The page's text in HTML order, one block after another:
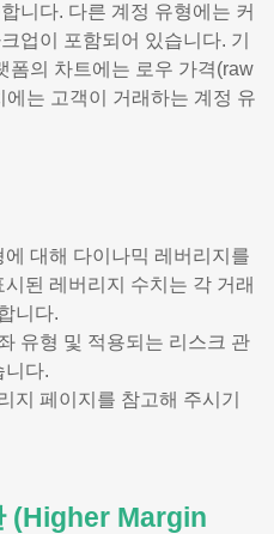
니다. 다른 계정 유형에는 커
업이 포함되어 있습니다. 기
폼의 차트에는 로우 가격(raw
는 고객이 거래하는 계정 유
대해 다이나믹 레버리지를
된 레버리지 수치는 각 거래
니다.
유형 및 적용되는 리스크 관
니다.
지 페이지를 참고해 주시기
(Higher Margin